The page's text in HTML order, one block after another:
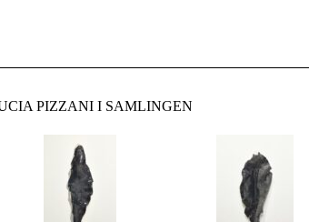
PIZZANI I SAMLINGEN